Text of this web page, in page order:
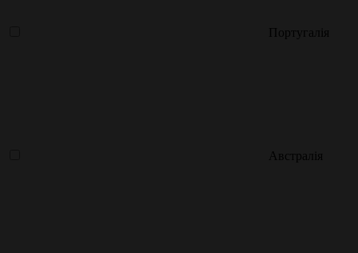
Португалія
Австралія